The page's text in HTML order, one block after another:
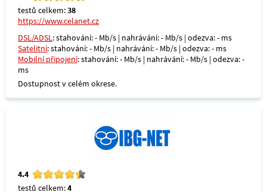
testů celkem:38
https://www.celanet.cz
DSL/ADSL: stahování: - Mb/s | nahrávání: - Mb/s | odezva: - ms
Satelitní: stahování: - Mb/s | nahrávání: - Mb/s | odezva: - ms
Mobilní připojení: stahování: - Mb/s | nahrávání: - Mb/s | odezva: -
ms
Dostupnost v celém okrese.
4.4
testů celkem:4